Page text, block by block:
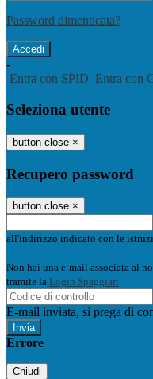
Password dimenticata?
-
Entra con SPID Entra con
Seleziona utente
button close ×
Recupero password
button close ×
all'indirizzo indicato con le
Non hai una e-mail associata al
tramite la Login Spaggiari
E-mail inviata, si prega di
Errore
Chiudi